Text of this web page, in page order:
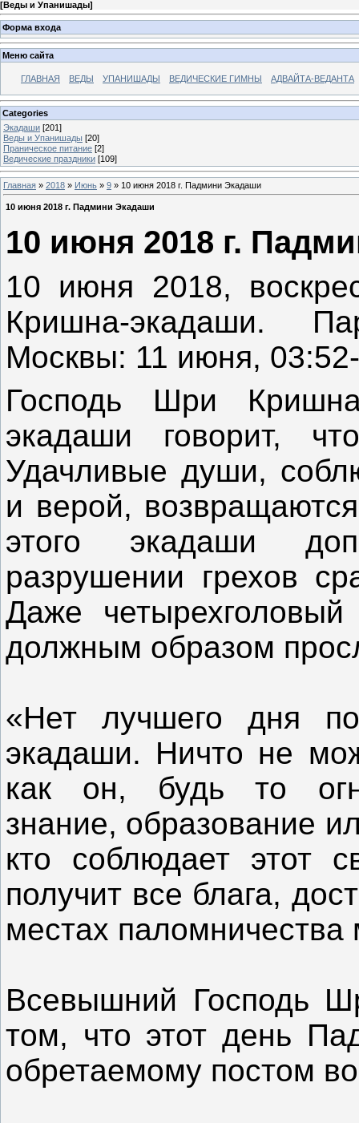
[Веды и Упанишады]
Форма входа
Меню сайта
ГЛАВНАЯ ВЕДЫ УПАНИШАДЫ ВЕДИЧЕСКИЕ ГИМНЫ АДВАЙТА-ВЕДАНТА
Categories
Экадаши [201]
Веды и Упанишады [20]
Праническое питание [2]
Ведические праздники [109]
Главная » 2018 » Июнь » 9 » 10 июня 2018 г. Падмини Экадаши
10 июня 2018 г. Падмини Экадаши
10 июня 2018 г.
10 июня 2018,
Кришна-экадаши.
Москвы: 11 июня,
Господь Шри
экадаши говорит,
Удачливые души,
и верой,
этого экадаши
разрушении грехов
Даже
должным образом
«Нет лучшего дня
экадаши. Ничто не
как он, будь то
знание, образование
кто соблюдает этот
получит все блага,
местах паломничества
Всевышний Господь
том, что этот день
обретаемому постом